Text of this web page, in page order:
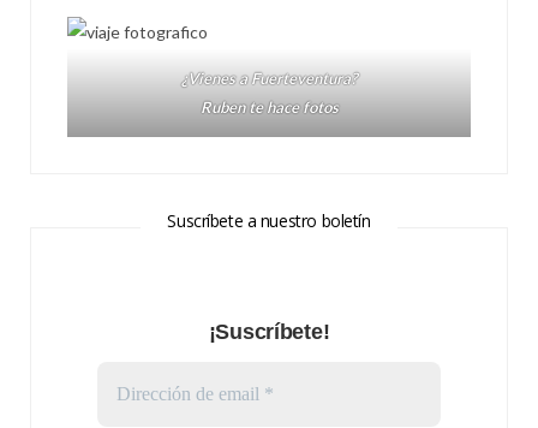
¿Vienes a Fuerteventura?
Ruben te hace fotos
Suscríbete a nuestro boletín
¡Suscríbete!